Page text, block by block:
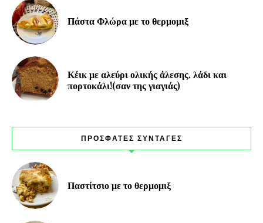
Πάστα Φλώρα με το θερμομιξ
Κέικ με αλεύρι ολικής άλεσης, λάδι και
πορτοκάλι!(σαν της γιαγιάς)
ΠΡΟΣΦΑΤΕΣ ΣΥΝΤΑΓΕΣ
Παστίτσιο με το θερμομιξ